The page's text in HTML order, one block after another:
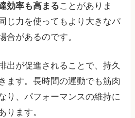
効率も高まることがありま
じ力を使ってもより大きなパ
合があるのです。
出が促進されることで、持久
ます。長時間の運動でも筋肉
り、パフォーマンスの維持に
ります。